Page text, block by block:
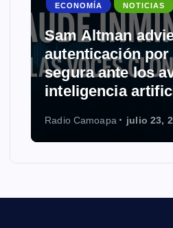
ECONOMÍA NOTICIAS
Sam Altman
autenticación por
segura ante los
inteligencia
Radio Camoapa julio 23,